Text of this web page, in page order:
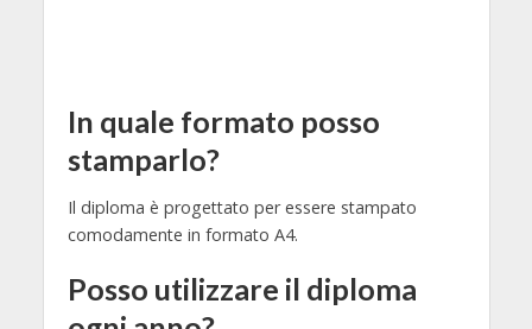
In quale formato posso
stamparlo?
Il diploma è progettato per essere stampato
comodamente in formato A4.
Posso utilizzare il diploma